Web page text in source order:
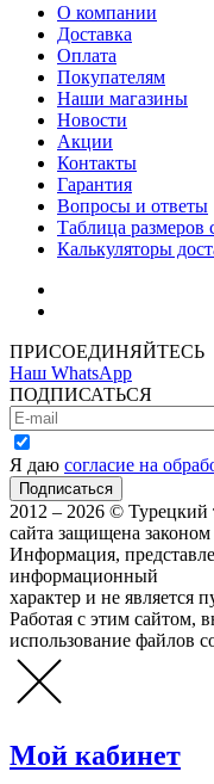
О компании
Доставка
Оплата
Покупателям
Наши магазины
Новости
Акции
Контакты
Гарантия
Вопросы и ответы
Таблица размеров
Калькуляторы
ПРИСОЕДИНЯЙТЕСЬ
Наш WhatsApp
ПОДПИСАТЬСЯ
Я даю согласие на
2012 – 2026 ©
сайта защищена
Информация,
информационный
характер и не является
Работая с этим сайтом,
использование файлов
Мой кабинет